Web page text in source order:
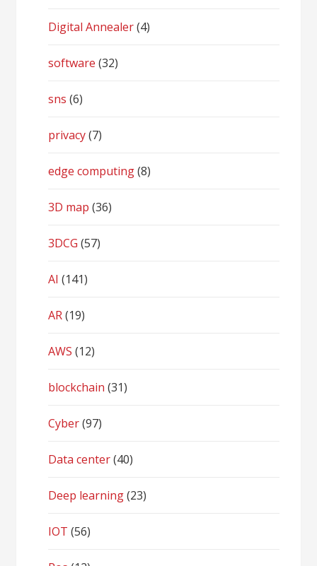
Digital Annealer(4)
software (32)
sns (6)
privacy(7)
edge computing(8)
3D map (36)
3DCG (57)
AI (141)
AR(19)
AWS (12)
blockchain (31)
Cyber(97)
Data center(40)
Deep learning(23)
IOT (56)